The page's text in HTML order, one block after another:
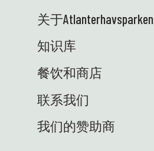
关于Atlanterhavsparken
知识库
餐饮和商店
联系我们
我们的赞助商